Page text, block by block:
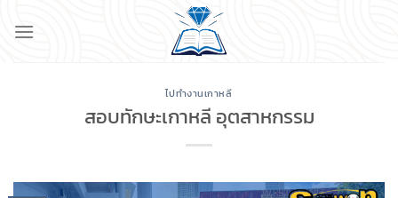
ไปทำงานเกาหลี
สอบทักษะเกาหลี อุตสาหกรรม